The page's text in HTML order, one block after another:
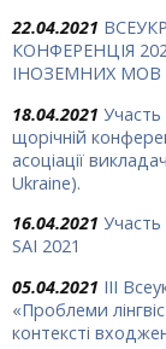
22.04.2021
КОНФЕРЕНЦІЯ
ІНОЗЕМНИХ МОВ
18.04.2021
щорічній
асоціації
Ukraine).
16.04.2021 Участь
SAI 2021
05.04.2021 IІІ
«Проблеми
контексті